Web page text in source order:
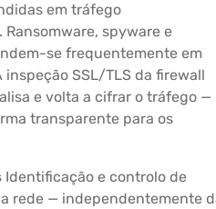
em tráfego
spyware e
se frequentemente em
inspeção SSL/TLS da firewall
e volta a cifrar o tráfego —
transparente para os
Identificação e controlo de
rede — independentemente